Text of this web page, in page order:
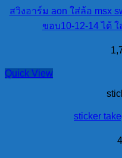
สวิงอาร์ม aon ใส่ล้อ msx
ขอบ10-12-14 ได้
Quick View
sticker